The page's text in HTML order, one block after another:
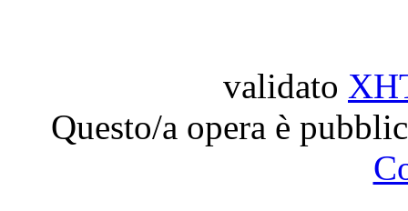
validato
Questo/a opera è